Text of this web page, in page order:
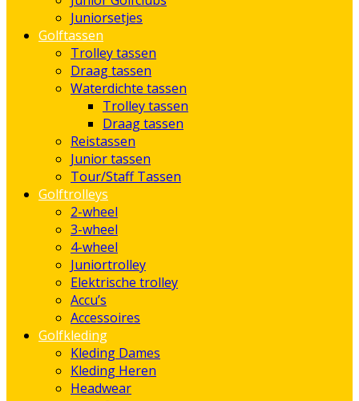
Juniorsetjes
Golftassen
Trolley tassen
Draag tassen
Waterdichte tassen
Trolley tassen
Draag tassen
Reistassen
Junior tassen
Tour/Staff Tassen
Golftrolleys
2-wheel
3-wheel
4-wheel
Juniortrolley
Elektrische trolley
Accu’s
Accessoires
Golfkleding
Kleding Dames
Kleding Heren
Headwear